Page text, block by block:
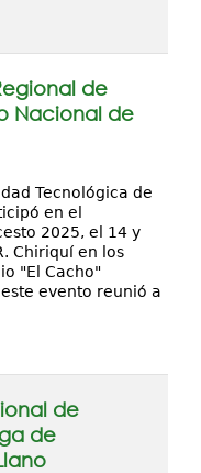
de
Nacional de
Tecnológica de
en el
2025, el 14 y
Chiriquí en los
"El Cacho"
evento reunió a
de
de